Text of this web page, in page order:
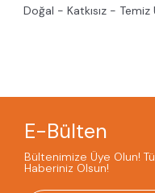
Doğal - Katkısız -
E-Bülten
Bültenimize Üye Olun!
Haberiniz Olsun!